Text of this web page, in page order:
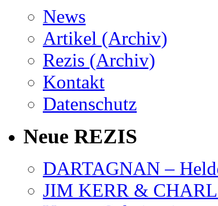
News
Artikel (Archiv)
Rezis (Archiv)
Kontakt
Datenschutz
Neue REZIS
DARTAGNAN –
JIM KERR &